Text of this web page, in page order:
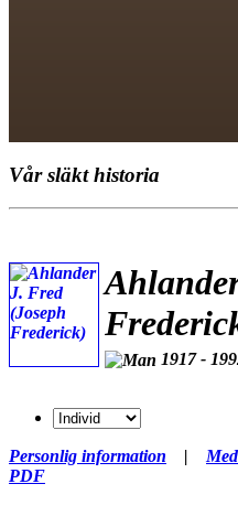
Vår släkt historia
1917 -
Personlig information |
PDF